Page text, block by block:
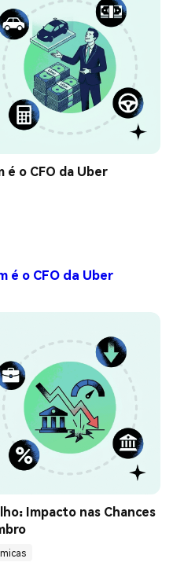
é o CFO da Uber
é o CFO da Uber
Impacto nas Chances